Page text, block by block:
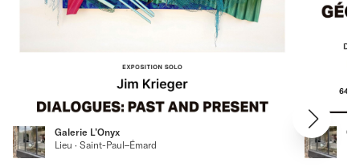
Galerie L’Onyx
Lieu · Saint-Paul–Émard